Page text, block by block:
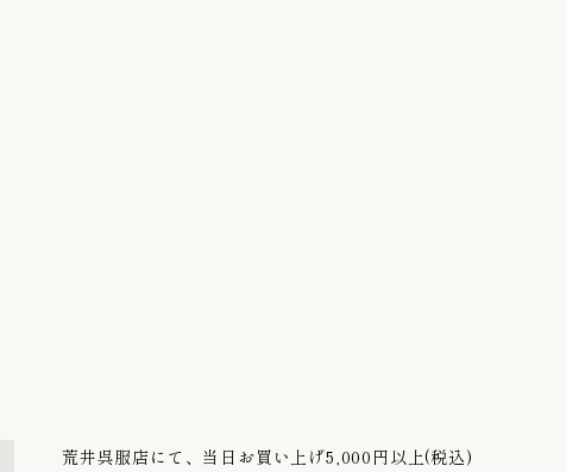
荒井呉服店にて、当日お買い上げ5,000円以上(税込)